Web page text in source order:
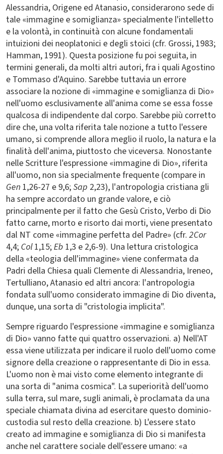
Alessandria, Origene ed Atanasio, considerarono sede di
tale «immagine e somiglianza» specialmente l'intelletto
e la volontà, in continuità con alcune fondamentali
intuizioni dei neoplatonici e degli stoici (cfr. Grossi, 1983;
Hamman, 1991). Questa posizione fu poi seguita, in
termini generali, da molti altri autori, fra i quali Agostino
e Tommaso d'Aquino. Sarebbe tuttavia un errore
associare la nozione di «immagine e somiglianza di Dio»
nell'uomo esclusivamente all'anima come se essa fosse
qualcosa di indipendente dal corpo. Sarebbe più corretto
dire che, una volta riferita tale nozione a tutto l'essere
umano, si comprende allora meglio il ruolo, la natura e la
finalità dell'anima, piuttosto che viceversa. Nonostante
nelle Scritture l'espressione «immagine di Dio», riferita
all'uomo, non sia specialmente frequente (compare in
Gen 1,26-27 e 9,6;Sap 2,23), l'antropologia cristiana gli
ha sempre accordato un grande valore, e ciò
principalmente per il fatto che Gesù Cristo, Verbo di Dio
fatto carne, morto e risorto dai morti, viene presentato
dal NT come «immagine perfetta del Padre» (cfr. 2Cor
4,4; Col1,15;Eb 1,3 e 2,6-9). Una lettura cristologica
della «teologia dell'immagine» viene confermata da
Padri della Chiesa quali Clemente di Alessandria, Ireneo,
Tertulliano, Atanasio ed altri ancora: l'antropologia
fondata sull'uomo considerato immagine di Dio diventa,
dunque, una sorta di "cristologia implicita".
Sempre riguardo l'espressione «immagine e somiglianza
di Dio» vanno fatte qui quattro osservazioni. a) Nell'AT
essa viene utilizzata per indicare il ruolo dell'uomo come
signore della creazione o rappresentante di Dio in essa.
L'uomo non è mai visto come elemento integrante di
una sorta di "anima cosmica". La superiorità dell'uomo
sulla terra, sul mare, sugli animali, è proclamata da una
speciale chiamata divina ad esercitare questo dominio-
custodia sul resto della creazione. b) L'essere stato
creato ad immagine e somiglianza di Dio si manifesta
anche nel carattere sociale dell'essere umano: «a